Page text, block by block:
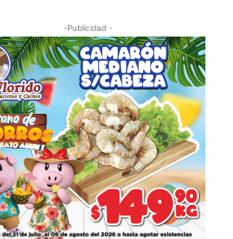
-Publicidad -